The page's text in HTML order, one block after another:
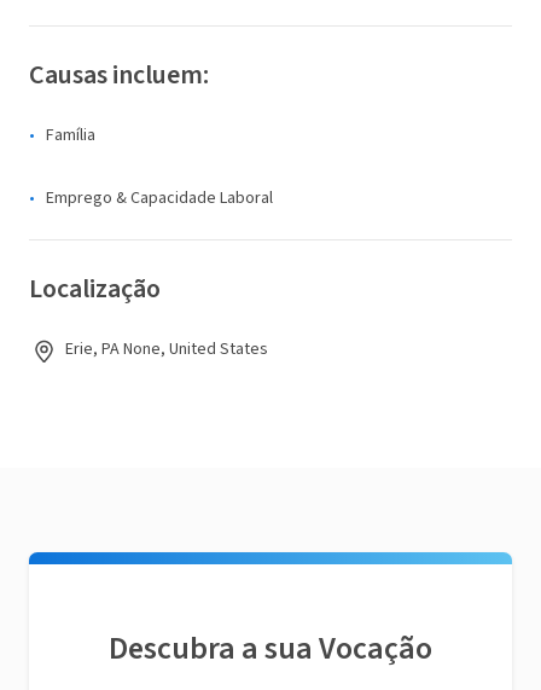
Causas incluem:
Família
Emprego & Capacidade Laboral
Localização
Erie, PA None, United States
Descubra a sua Vocação